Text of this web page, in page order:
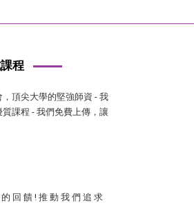
程
頂尖大學的堅強師資 - 我
課程 - 我們免費上傳，讓
回 饋 ! 推 動 我 們 追 求